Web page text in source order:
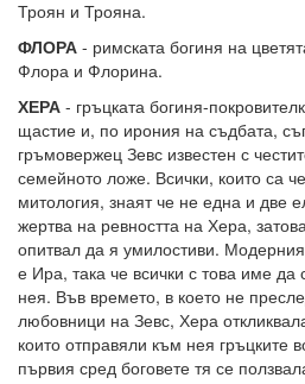
Троян и Трояна.
ФЛОРА - римската богиня на
Флора и Флорина.
ХЕРА - гръцката богиня-
щастие и, по ирония на съдбата,
гръмовержец Зевс известен с
семейното ложе. Всички, които са
митология, знаят че не една и две
жертва на ревността на Хера,
опитвал да я умилостиви.
е Ира, така че всички с това име да
нея. Във времето, в което не
любовници на Зевс, Хера
които отправяли към нея гръцките
първия сред боговете тя се